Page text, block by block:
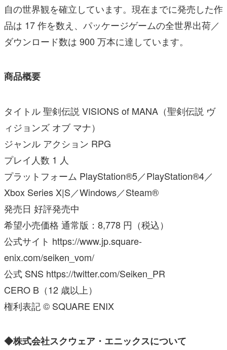
自の世界観を確立しています。現在までに発売した作
品は 17 作を数え、パッケージゲームの全世界出荷／
ダウンロード数は 900 万本に達しています。
商品概要
タイトル 聖剣伝説 VISIONS of MANA（聖剣伝説 ヴ
ィジョンズ オブ マナ）
ジャンル アクション RPG
プレイ人数 1 人
プラットフォーム PlayStation®5／PlayStation®4／
Xbox Series X|S／Windows／Steam®
発売日 好評発売中
希望小売価格 通常版：8,778 円（税込）
公式サイト https://www.jp.square-
enix.com/seiken_vom/
公式 SNS https://twitter.com/Seiken_PR
CERO B（12 歳以上）
権利表記 © SQUARE ENIX
◆株式会社スクウェア・エニックスについて